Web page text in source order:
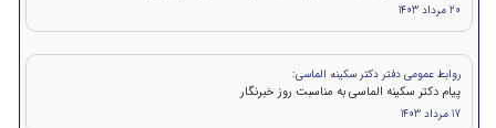
20 مرداد 1403
روابط عمومی دفتر دکتر سکینه الماسی:
پیام دکتر سکینه الماسی به مناسبت روز خبرنگار
17 مرداد 1403